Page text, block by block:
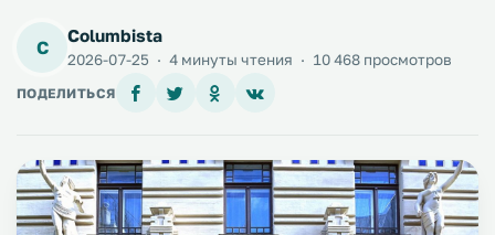
C
Columbista
2026-07-25 · 4 минуты чтения · 10 468 просмотров
ПОДЕЛИТЬСЯ